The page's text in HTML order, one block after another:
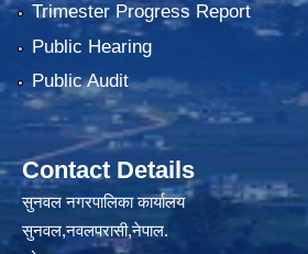
Trimester Progress Report
Public Hearing
Public Audit
Contact Details
सुनवल नगरपालिका कार्यालय
सुनवल,नवलपरासी,नेपाल.